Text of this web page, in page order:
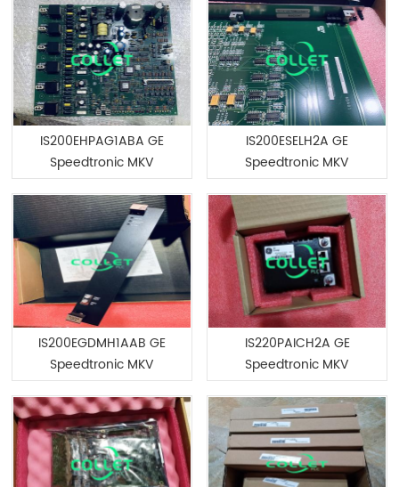
IS200EHPAG1ABA GE
Speedtronic MKV
IS200ESELH2A GE
Speedtronic MKV
IS200EGDMH1AAB GE
Speedtronic MKV
IS220PAICH2A GE
Speedtronic MKV